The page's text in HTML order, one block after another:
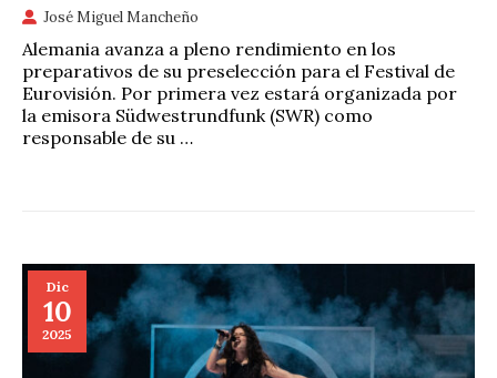
José Miguel Mancheño
Alemania avanza a pleno rendimiento en los
preparativos de su preselección para el Festival de
Eurovisión. Por primera vez estará organizada por
la emisora Südwestrundfunk (SWR) como
responsable de su …
Dic
10
2025